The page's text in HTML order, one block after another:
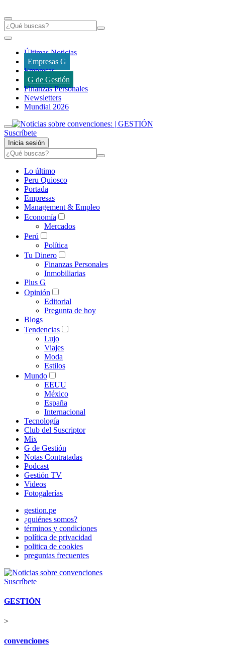
Últimas Noticias
Empresas G
Empresas
G de Gestión
Finanzas Personales
Newsletters
Mundial 2026
Suscríbete
Inicia sesión
Lo último
Peru Quiosco
Portada
Empresas
Management & Empleo
Economía
Mercados
Perú
Política
Tu Dinero
Finanzas Personales
Inmobiliarias
Plus G
Opinión
Editorial
Pregunta de hoy
Blogs
Tendencias
Lujo
Viajes
Moda
Estilos
Mundo
EEUU
México
España
Internacional
Tecnología
Club del Suscriptor
Mix
G de Gestión
Notas Contratadas
Podcast
Gestión TV
Videos
Fotogalerías
gestion.pe
¿quiénes somos?
términos y condiciones
política de privacidad
politica de cookies
preguntas frecuentes
Suscríbete
GESTIÓN
>
convenciones